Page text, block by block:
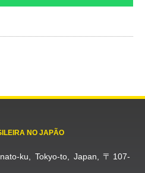
NO JAPÃO
ku, Tokyo-to, Japan, 〒107-